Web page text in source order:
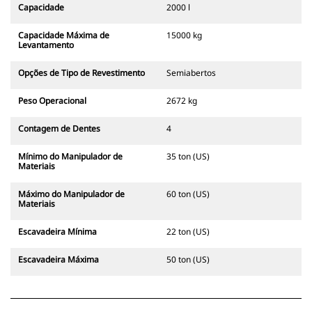
Capacidade 2000 l
Capacidade Máxima de
Levantamento
15000 kg
Opções de Tipo de Revestimento Semiabertos
Peso Operacional 2672 kg
Contagem de Dentes 4
Mínimo do Manipulador de
Materiais
35 ton (US)
Máximo do Manipulador de
Materiais
60 ton (US)
Escavadeira Mínima 22 ton (US)
Escavadeira Máxima 50 ton (US)